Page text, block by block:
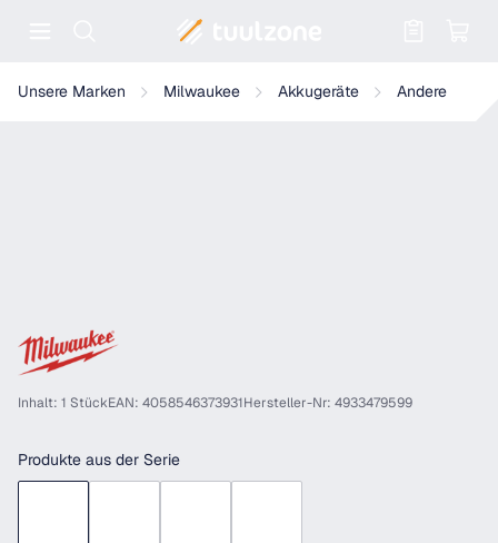
Unsere Marken Milwaukee Akkugeräte Andere
Milwaukee FUEL Akku-Betonrüttler M18 FCVN24-0
Inhalt: 1 StückEAN: 4058546373931Hersteller-Nr: 4933479599
Produkte aus der Serie